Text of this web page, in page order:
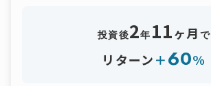
投資後2年 11ヶ月 で
リターン＋60%